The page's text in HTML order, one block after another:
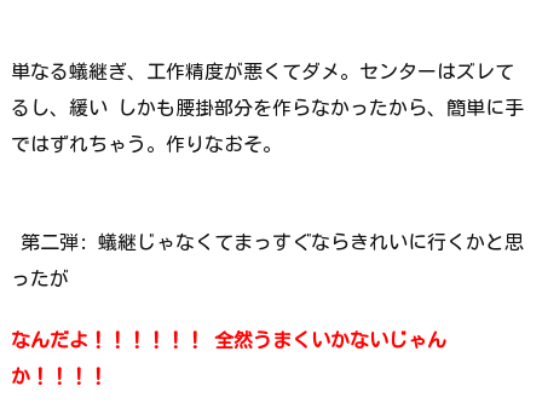
単なる蟻継ぎ、工作精度が悪くてダメ。センターはズレて
るし、緩い しかも腰掛部分を作らなかったから、簡単に手
ではずれちゃう。作りなおそ。
第二弾: 蟻継じゃなくてまっすぐならきれいに行くかと思
ったが
なんだよ！！！！！！ 全然うまくいかないじゃん
か！！！！